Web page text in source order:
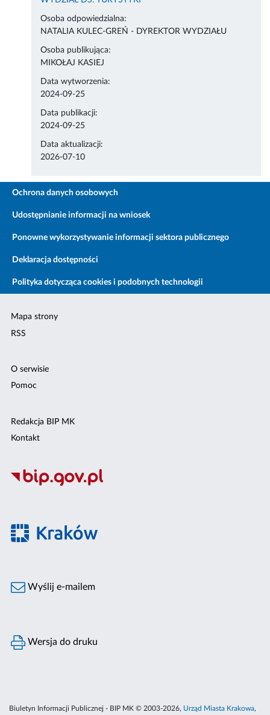
Osoba odpowiedzialna:
NATALIA KULEC-GREŃ - DYREKTOR WYDZIAŁU
Osoba publikująca:
MIKOŁAJ KASIEJ
Data wytworzenia:
2024-09-25
Data publikacji:
2024-09-25
Data aktualizacji:
2026-07-10
Ochrona danych osobowych
Udostępnianie informacji na wniosek
Ponowne wykorzystywanie informacji sektora publicznego
Deklaracja dostępności
Polityka dotycząca cookies i podobnych technologii
Mapa strony
RSS
O serwisie
Pomoc
Redakcja BIP MK
Kontakt
Wyślij e-mailem
Wersja do druku
Biuletyn Informacji Publicznej - BIP MK © 2003-2026, Urząd Miasta Krakowa,